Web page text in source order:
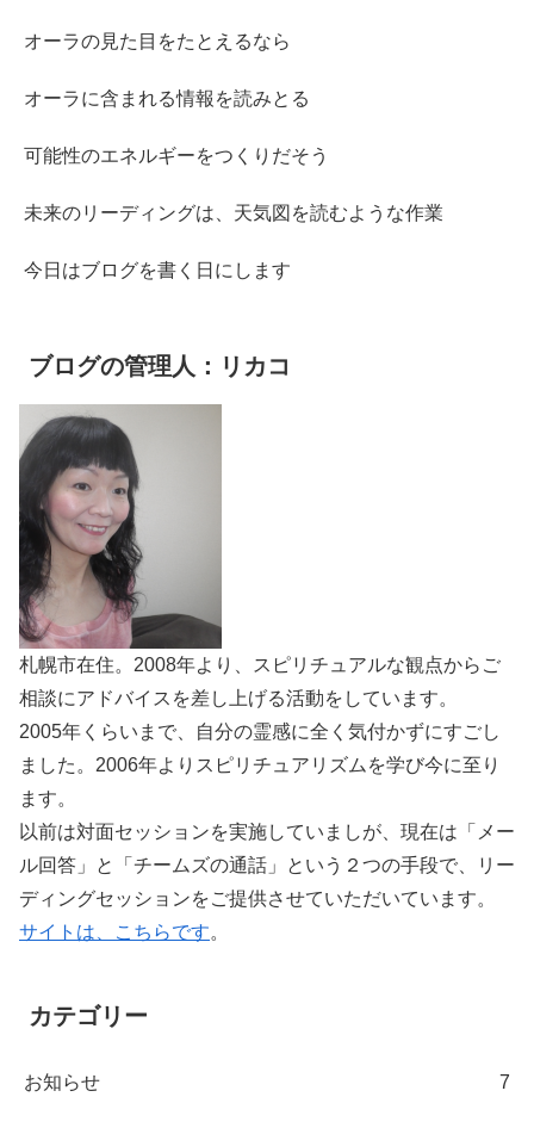
オーラの見た目をたとえるなら
オーラに含まれる情報を読みとる
可能性のエネルギーをつくりだそう
未来のリーディングは、天気図を読むような作業
今日はブログを書く日にします
ブログの管理人：リカコ
札幌市在住。2008年より、スピリチュアルな観点からご
相談にアドバイスを差し上げる活動をしています。
2005年くらいまで、自分の霊感に全く気付かずにすごし
ました。2006年よりスピリチュアリズムを学び今に至り
ます。
以前は対面セッションを実施していましが、現在は「メー
ル回答」と「チームズの通話」という２つの手段で、リー
ディングセッションをご提供させていただいています。
サイトは、こちらです。
カテゴリー
お知らせ 7